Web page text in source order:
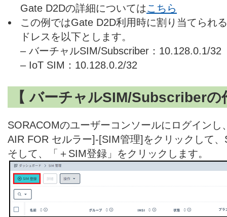
Gate D2Dの詳細についてはこちら
この例ではGate D2D利用時に割り当てられ
ドレスを以下とします。
– バーチャルSIM/Subscriber：10.128.0.1/32
– IoT SIM：10.128.0.2/32
【 バーチャルSIM/Subscriberの
SORACOMのユーザーコンソールにログイン
AIR FOR セルラー]-[SIM管理]をクリックして
そして、「＋SIM登録」をクリックします。